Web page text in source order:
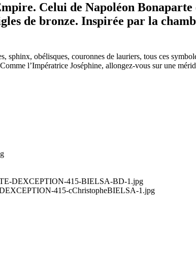
Celui de Napoléon
de bronze. Inspirée par la
sphinx, obélisques, couronnes de lauriers, tous ces
l’Impératrice Joséphine, allongez-vous sur une